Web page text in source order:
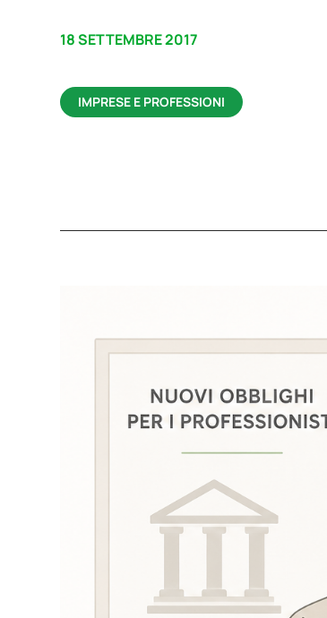
18 SETTEMBRE 2017
IMPRESE E PROFESSIONI